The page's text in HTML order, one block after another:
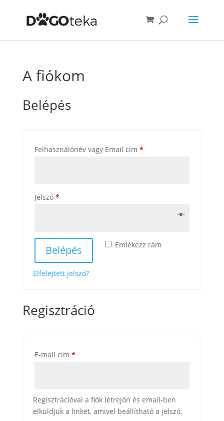
A fiókom
Belépés
Felhasználónév vagy Email cím *
Jelszó *
Emlékezz rám
Belépés
Elfelejtett jelszó?
Regisztráció
E-mail cím *
Regisztrációval a fiók létrejön és email-ben
elküldjük a linket, amivel beállítható a jelszó.